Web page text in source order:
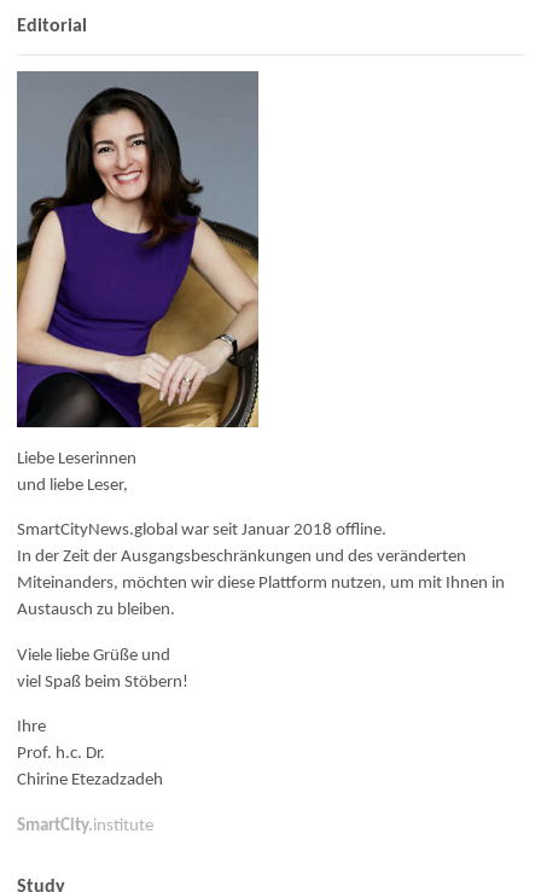
Editorial
Liebe Leserinnen
und liebe Leser,
SmartCityNews.global war seit Januar 2018 offline.
In der Zeit der Ausgangsbeschränkungen und des veränderten
Miteinanders, möchten wir diese Plattform nutzen, um mit Ihnen in
Austausch zu bleiben.
Viele liebe Grüße und
viel Spaß beim Stöbern!
Ihre
Prof. h.c. Dr.
Chirine Etezadzadeh
SmartCity.institute
Study